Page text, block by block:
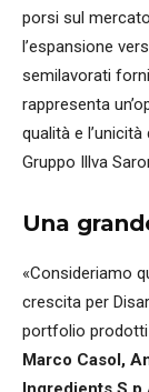
porsi sul
l’espansione
semilavorati
rappresenta
qualità e
Gruppo Illva
Una
«Consideriamo
crescita per
portfolio
Marco Casol,